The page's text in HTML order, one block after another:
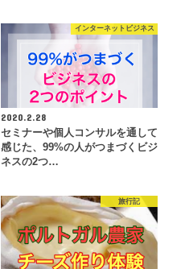
インターネットビジネス
2020.2.28
セミナーや個人コンサルを通して
感じた、99%の人がつまづくビジ
ネスの2つ…
旅行記